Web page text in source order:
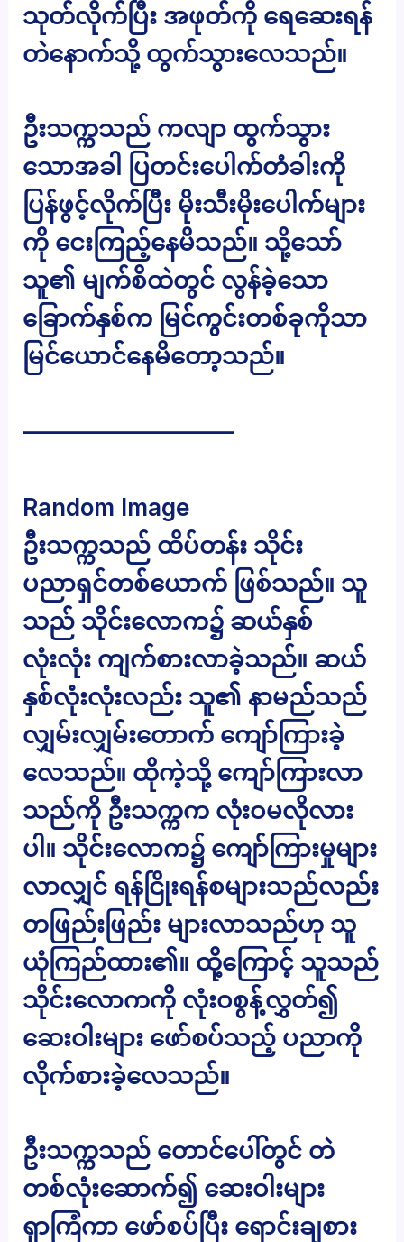
သုတ်လိုက်ပြီး အဖုတ်ကို ရေဆေးရန်
တဲနောက်သို့ ထွက်သွားလေသည်။
ဦးသက္ကသည် ကလျာ ထွက်သွား
သောအခါ ပြတင်းပေါက်တံခါးကို
ပြန်ဖွင့်လိုက်ပြီး မိုးသီးမိုးပေါက်များ
ကို ငေးကြည့်နေမိသည်။ သို့သော်
သူ၏ မျက်စိထဲတွင် လွန်ခဲ့သော
ခြောက်နှစ်က မြင်ကွင်းတစ်ခုကိုသာ
မြင်ယောင်နေမိတော့သည်။
—————————
Random Image
ဦးသက္ကသည် ထိပ်တန်း သိုင်း
ပညာရှင်တစ်ယောက် ဖြစ်သည်။ သူ
သည် သိုင်းလောက၌ ဆယ်နှစ်
လုံးလုံး ကျက်စားလာခဲ့သည်။ ဆယ်
နှစ်လုံးလုံးလည်း သူ၏ နာမည်သည်
လျှမ်းလျှမ်းတောက် ကျော်ကြားခဲ့
လေသည်။ ထိုကဲ့သို့ ကျော်ကြားလာ
သည်ကို ဦးသက္ကက လုံးဝမလိုလား
ပါ။ သိုင်းလောက၌ ကျော်ကြားမှုများ
လာလျှင် ရန်ငြိုးရန်စများသည်လည်း
တဖြည်းဖြည်း များလာသည်ဟု သူ
ယုံကြည်ထား၏။ ထို့ကြောင့် သူသည်
သိုင်းလောကကို လုံးဝစွန့်လွှတ်၍
ဆေးဝါးများ ဖော်စပ်သည့် ပညာကို
လိုက်စားခဲ့လေသည်။
ဦးသက္ကသည် တောင်ပေါ်တွင် တဲ
တစ်လုံးဆောက်၍ ဆေးဝါးများ
ရှာကြံကာ ဖော်စပ်ပြီး ရောင်းချစား